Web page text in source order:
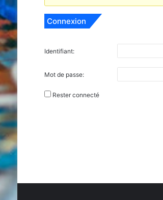
Connexion
Identifiant:
Mot de passe:
Rester connecté